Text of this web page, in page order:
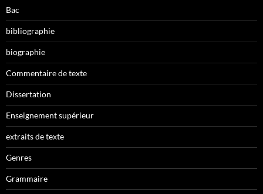
Bac
bibliographie
biographie
Commentaire de texte
Dissertation
Enseignement supérieur
extraits de texte
Genres
Grammaire